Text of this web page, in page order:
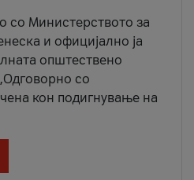
со Министерството за
и официјално ја
општествено
со
кон подигнување на